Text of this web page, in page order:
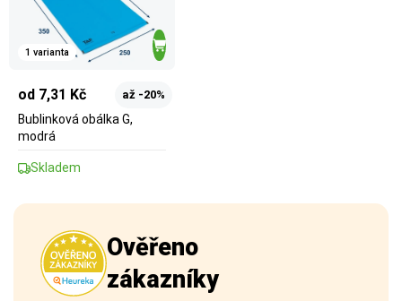
1 varianta
od 7,31 Kč až -20%
Bublinková obálka G,
modrá
Skladem
Ověřeno
zákazníky